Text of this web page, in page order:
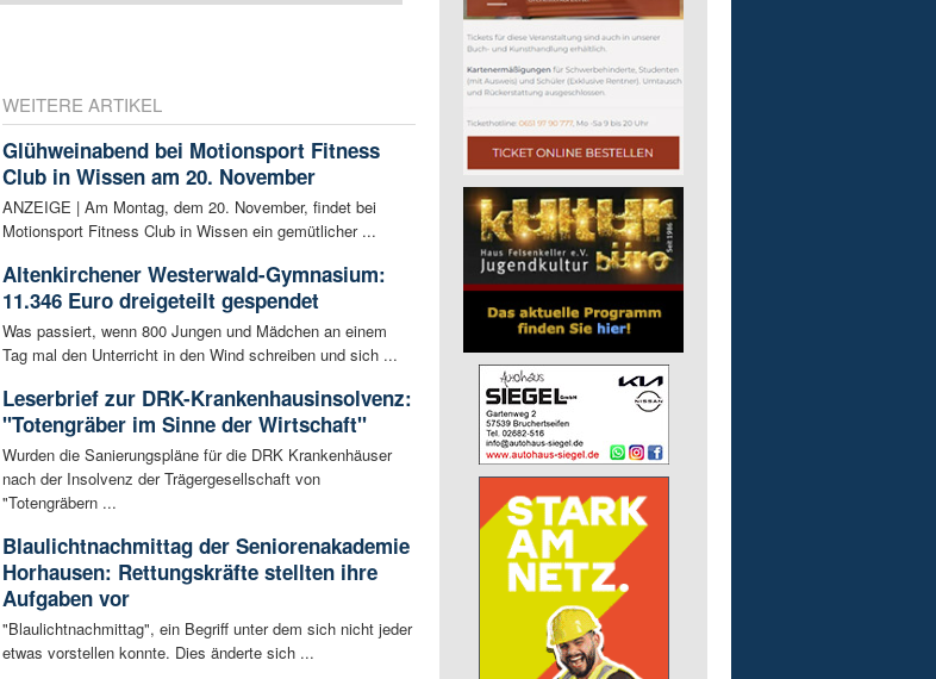
WEITERE ARTIKEL
Glühweinabend bei Motionsport Fitness
Club in Wissen am 20. November
ANZEIGE | Am Montag, dem 20. November, findet bei
Motionsport Fitness Club in Wissen ein gemütlicher ...
Altenkirchener Westerwald-Gymnasium:
11.346 Euro dreigeteilt gespendet
Was passiert, wenn 800 Jungen und Mädchen an einem
Tag mal den Unterricht in den Wind schreiben und sich ...
Leserbrief zur DRK-Krankenhausinsolvenz:
"Totengräber im Sinne der Wirtschaft"
Wurden die Sanierungspläne für die DRK Krankenhäuser
nach der Insolvenz der Trägergesellschaft von
"Totengräbern ...
Blaulichtnachmittag der Seniorenakademie
Horhausen: Rettungskräfte stellten ihre
Aufgaben vor
"Blaulichtnachmittag", ein Begriff unter dem sich nicht jeder
etwas vorstellen konnte. Dies änderte sich ...